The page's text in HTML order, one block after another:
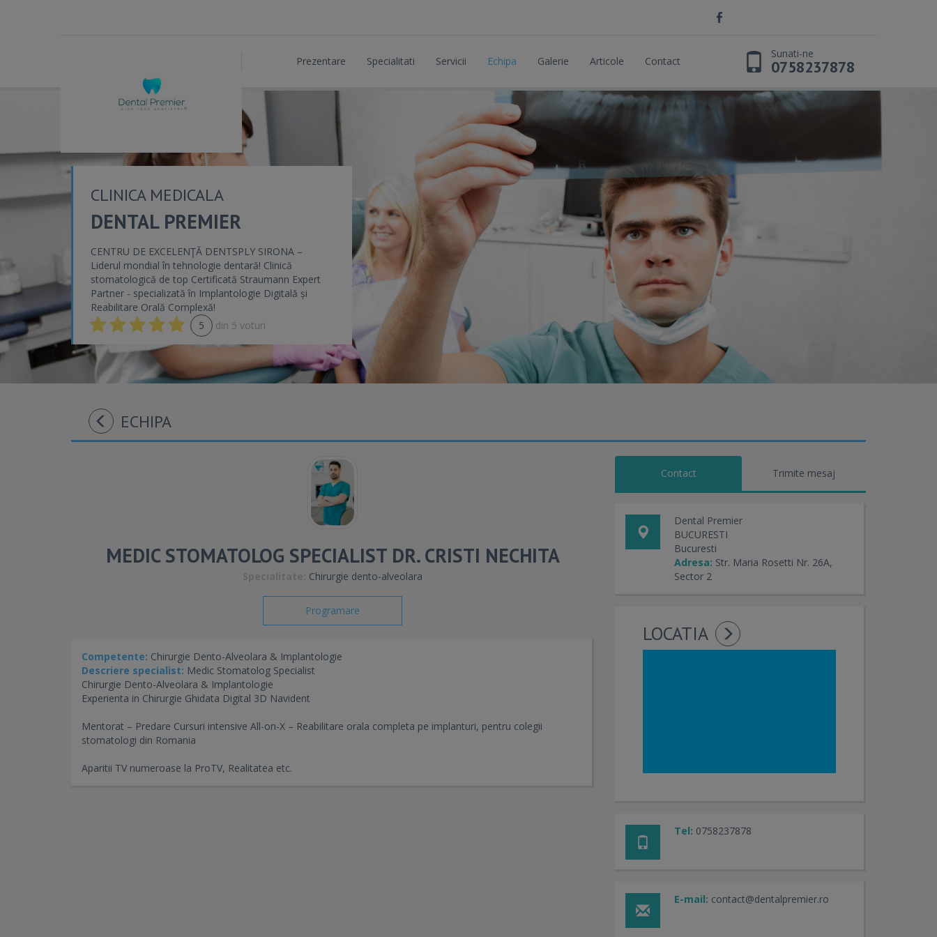
Prezentare Specialitati Servicii Echipa Galerie Articole Contact
Sunati-ne
0758237878
CLINICA MEDICALA
DENTAL PREMIER
CENTRU DE EXCELENŢĂ DENTSPLY SIRONA –
Liderul mondial în tehnologie dentară! Clinică
stomatologică de top Certificată Straumann Expert
Partner - specializată în Implantologie Digitală și
Reabilitare Orală Complexă!
5
din 5 voturi
ECHIPA
MEDIC STOMATOLOG SPECIALIST DR. CRISTI NECHITA
Chirurgie dento-alveolara
Programare
Competente: Chirurgie Dento-Alveolara & Implantologie
Descriere specialist: Medic Stomatolog Specialist
Chirurgie Dento-Alveolara & Implantologie
Experienta in Chirurgie Ghidata Digital 3D Navident
Mentorat – Predare Cursuri intensive All-on-X – Reabilitare orala completa pe implanturi, pentru colegii
stomatologi din Romania
Aparitii TV numeroase la ProTV, Realitatea etc.
Contact Trimite mesaj
Dental Premier
BUCURESTI
Bucuresti
Adresa: Str. Maria Rosetti Nr. 26A,
Sector 2
LOCATIA
Tel: 0758237878
E-mail: contact@dentalpremier.ro